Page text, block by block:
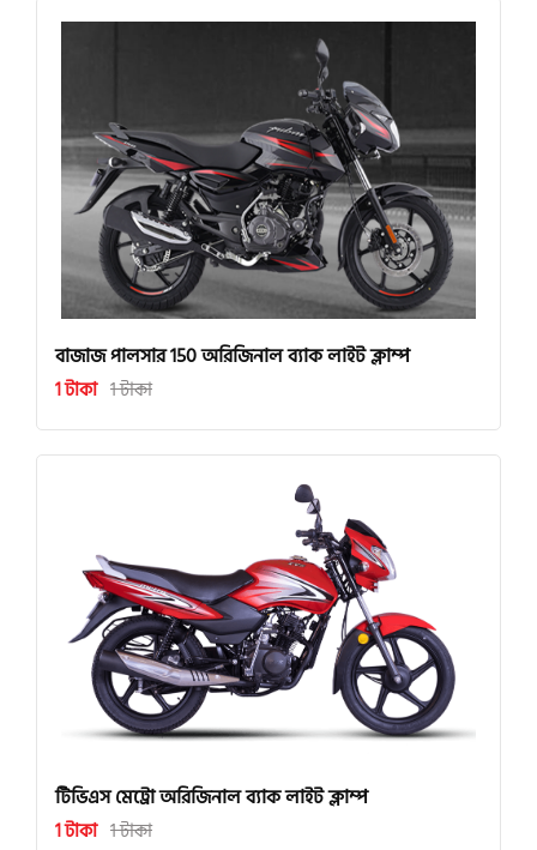
বাজাজ পালসার 150 অরিজিনাল ব্যাক লাইট ক্লাম্প
1 টাকা 1 টাকা
টিভিএস মেট্রো অরিজিনাল ব্যাক লাইট ক্লাম্প
1 টাকা 1 টাকা